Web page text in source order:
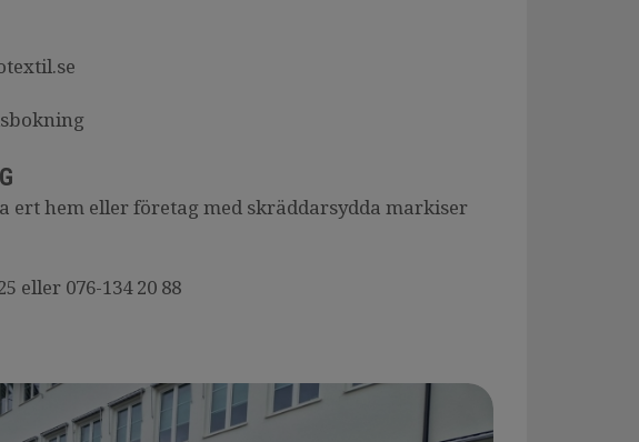
ert hem eller företag med skräddarsydda markiser
eller 076-134 20 88